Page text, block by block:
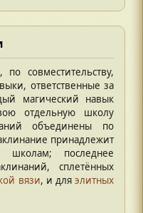
по совместительству,
ответственные за
магический навык
отдельную школу
объединены по
принадлежит
последнее
сплетённых
вязи, и дляэлитных